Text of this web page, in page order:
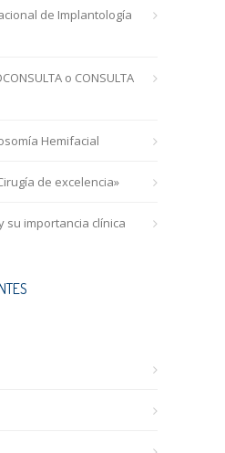
de Implantología
o CONSULTA
Hemifacial
de excelencia»
su importancia clínica